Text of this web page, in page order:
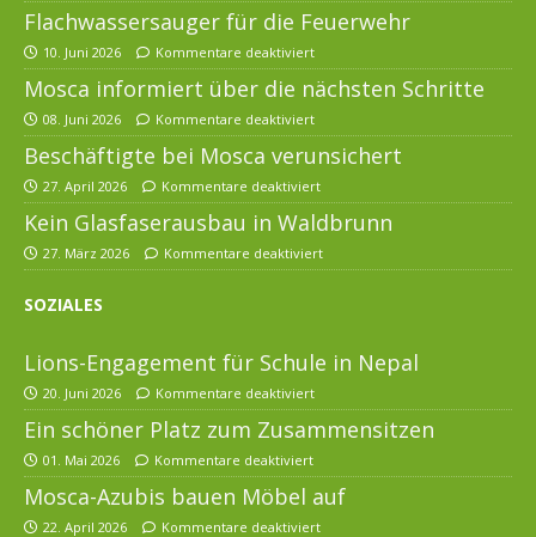
Flachwassersauger für die Feuerwehr
10. Juni 2026 Kommentare deaktiviert
Mosca informiert über die nächsten Schritte
08. Juni 2026 Kommentare deaktiviert
Beschäftigte bei Mosca verunsichert
27. April 2026 Kommentare deaktiviert
Kein Glasfaserausbau in Waldbrunn
27. März 2026 Kommentare deaktiviert
SOZIALES
Lions-Engagement für Schule in Nepal
20. Juni 2026 Kommentare deaktiviert
Ein schöner Platz zum Zusammensitzen
01. Mai 2026 Kommentare deaktiviert
Mosca-Azubis bauen Möbel auf
22. April 2026 Kommentare deaktiviert